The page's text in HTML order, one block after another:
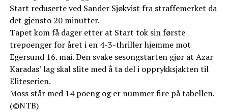
Start reduserte ved Sander Sjøkvist fra straffemerket da
det gjensto 20 minutter.
Tapet kom få dager etter at Start tok sin første
trepoenger for året i en 4-3-thriller hjemme mot
Egersund 16. mai. Den svake sesongstarten gjør at Azar
Karadas’ lag skal slite med å ta del i opprykksjakten til
Eliteserien.
Moss står med 14 poeng og er nummer fire på tabellen.
(©NTB)